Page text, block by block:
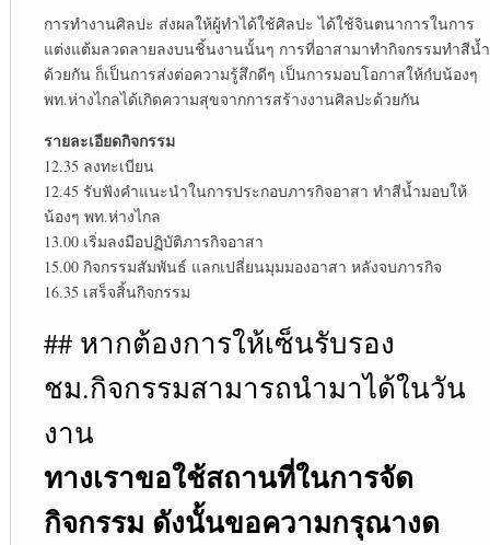
การทำงานศิลปะ ส่งผลให้ผู้ทำได้ใช้ศิลปะ ได้ใช้จินตนาการในการ
แต่งแต้มลวดลายลงบนชิ้นงานนั้นๆ การที่อาสามาทำกิจกรรมทำสีน้ำ
ด้วยกัน ก็เป็นการส่งต่อความรู้สึกดีๆ เป็นการมอบโอกาสให้กํบน้องๆ
พท.ห่างไกลได้เกิดความสุขจากการสร้างงานศิลปะด้วยกัน
รายละเอียดกิจกรรม
12.35 ลงทะเบียน
12.45 รับฟังคำแนะนำในการประกอบภารกิจอาสา ทำสีน้ำมอบให้
น้องๆ พท.ห่างไกล
13.00 เริ่มลงมือปฏิบัติภารกิจอาสา
15.00 กิจกรรมสัมพันธ์ แลกเปลี่ยนมุมมองอาสา หลังจบภารกิจ
16.35 เสร็จสิ้นกิจกรรม
## หากต้องการให้เซ็นรับรอง
ชม.กิจกรรมสามารถนำมาได้ในวัน
งาน
ทางเราขอใช้สถานที่ในการจัด
กิจกรรม ดังนั้นขอความกรุณางด